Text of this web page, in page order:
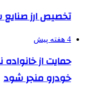
تخصیص ارز صنایع
4 هفته پیش
حمایت از خانواده
خودرو منجر شود